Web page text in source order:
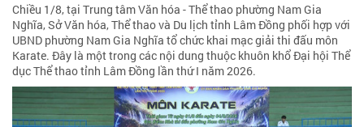
Chiều 1/8, tại Trung tâm Văn hóa - Thể thao phường Nam Gia
Nghĩa, Sở Văn hóa, Thể thao và Du lịch tỉnh Lâm Đồng phối hợp với
UBND phường Nam Gia Nghĩa tổ chức khai mạc giải thi đấu môn
Karate. Đây là một trong các nội dung thuộc khuôn khổ Đại hội Thể
dục Thể thao tỉnh Lâm Đồng lần thứ I năm 2026.